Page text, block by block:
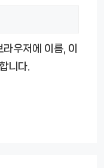
우저에 이름, 이
니다.